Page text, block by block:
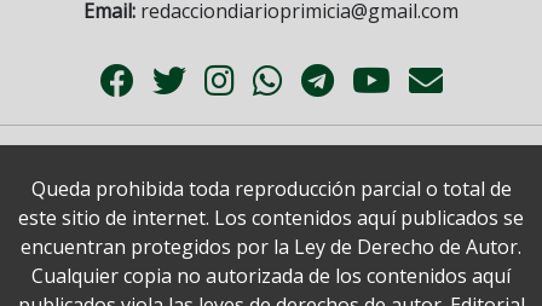
Email: redacciondiarioprimicia@gmail.com
Queda prohibida toda reproducción parcial o total de
este sitio de internet. Los contenidos aquí publicados se
encuentran protegidos por la Ley de Derecho de Autor.
Cualquier copia no autorizada de los contenidos aquí